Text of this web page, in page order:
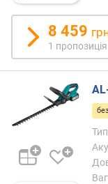
(
м
о
а
н
8 459
1 пропозиція